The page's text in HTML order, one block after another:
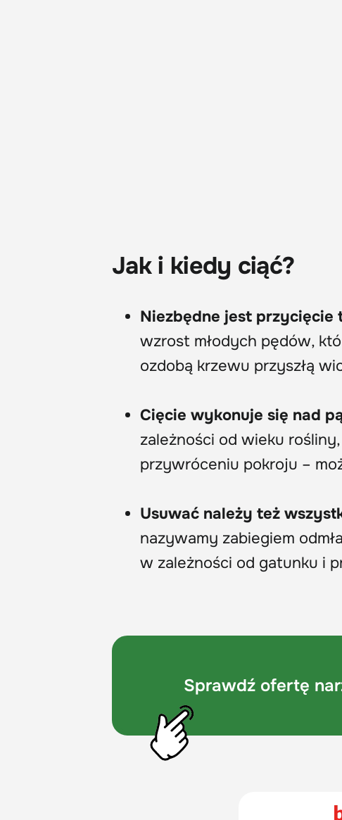
Jak i kiedy ciąć?
Niezbędne jest przycięcie
wzrost młodych pędów,
ozdobą krzewu przyszłą
Cięcie wykonuje się nad
zależności od wieku
przywróceniu pokroju –
Usuwać należy też
nazywamy zabiegiem
w zależności od gatunku i
Sprawdź ofertę